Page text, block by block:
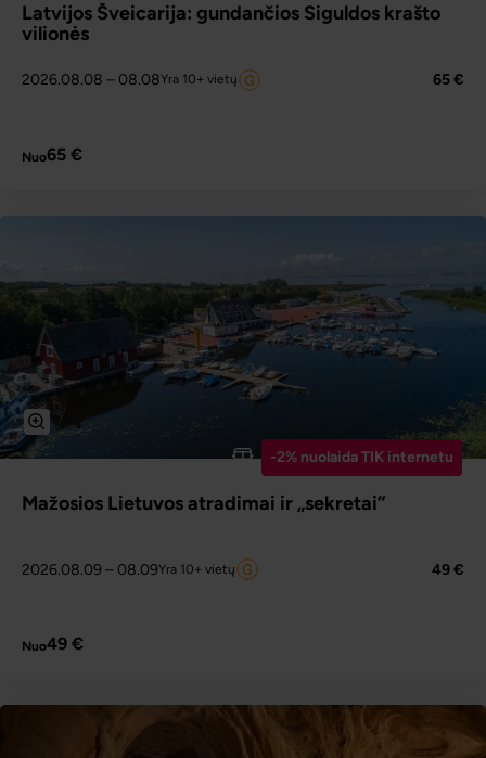
Latvijos Šveicarija: gundančios Siguldos krašto
vilionės
2026.08.08 – 08.08Yra 10+ vietų 65 €
Nuo65 €
-2% nuolaida TIK internetu
Mažosios Lietuvos atradimai ir „sekretai”
2026.08.09 – 08.09Yra 10+ vietų 49 €
Nuo49 €